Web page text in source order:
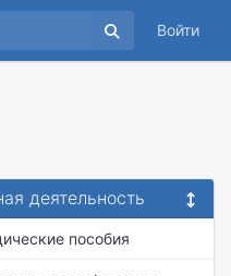
Войти
деятельность
пособия